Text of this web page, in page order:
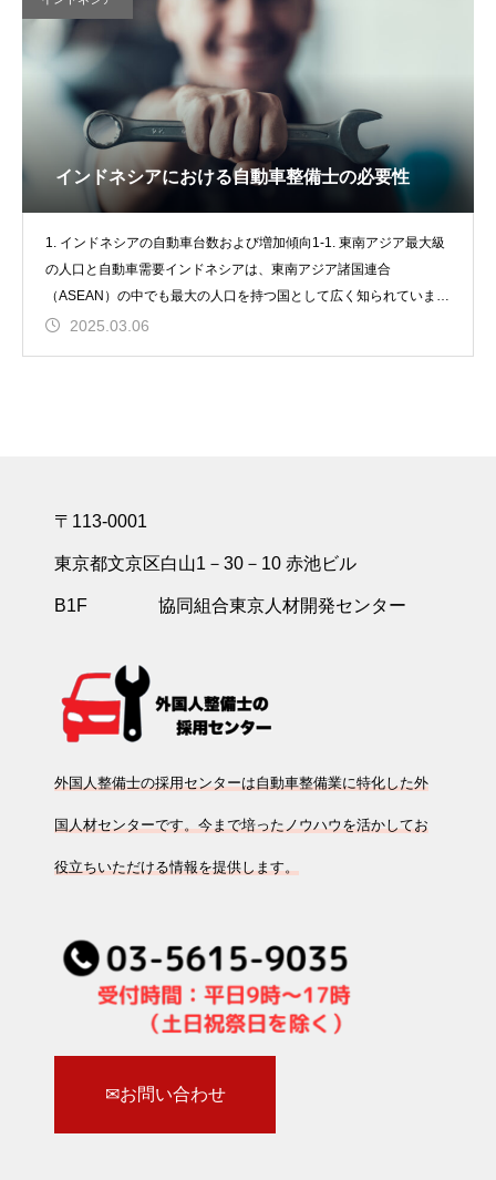
インドネシアにおける自動車整備士の必要性
1. インドネシアの自動車台数および増加傾向1-1. 東南アジア最大級
の人口と自動車需要インドネシアは、東南アジア諸国連合
（ASEAN）の中でも最大の人口を持つ国として広く知られていま
す。202025.03.06
〒113-0001
東京都文京区白山1－30－10 赤池ビル
B1F 協同組合東京人材開発センター
外国人整備士の採用センターは自動車整備業に特化した外
国人材センターです。今まで培ったノウハウを活かしてお
役立ちいただける情報を提供します。
✉お問い合わせ